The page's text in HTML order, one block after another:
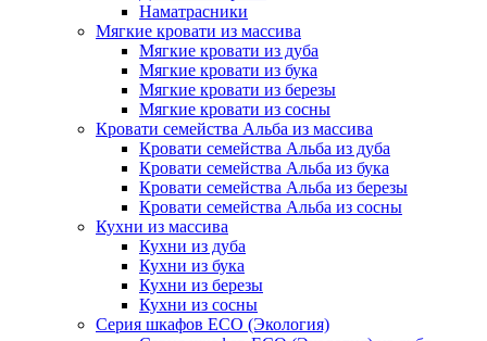
Наматрасники
Мягкие кровати из массива
Мягкие кровати из дуба
Мягкие кровати из бука
Мягкие кровати из березы
Мягкие кровати из сосны
Кровати семейства Альба из массива
Кровати семейства Альба из дуба
Кровати семейства Альба из бука
Кровати семейства Альба из березы
Кровати семейства Альба из сосны
Кухни из массива
Кухни из дуба
Кухни из бука
Кухни из березы
Кухни из сосны
Серия шкафов ECO (Экология)